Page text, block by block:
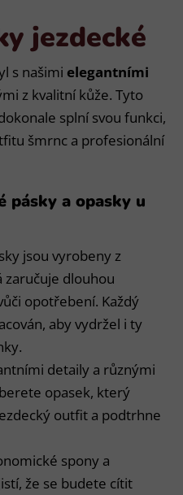
jezdecké
s našimi elegantními
z kvalitní kůže. Tyto
splní svou funkci,
šmrnc a profesionální
pásky a opasky u
jsou vyrobeny z
dlouhou
opotřebení. Každý
aby vydržel i ty
detaily a různými
opasek, který
outfit a podtrhne
spony a
že se budete cítit